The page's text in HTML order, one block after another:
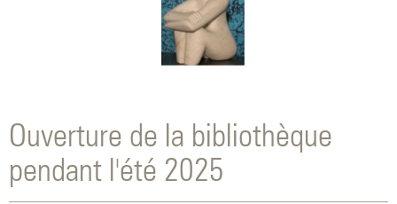
Ouverture de la bibliothèque
pendant l'été 2025